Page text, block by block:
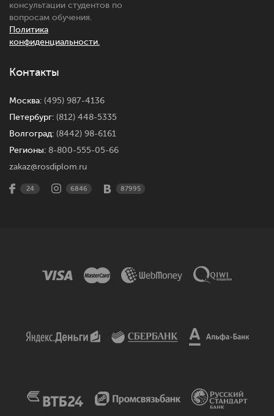
консультации студентов по
вопросам обучения.
Политика
конфиденциальности.
Контакты
Москва: (495) 987-4136
Петербург: (812) 448-5335
Волгоград: (8442) 98-6161
Регионы: 8-800-555-05-66
zakaz@rosdiplom.ru
24 6846 87995